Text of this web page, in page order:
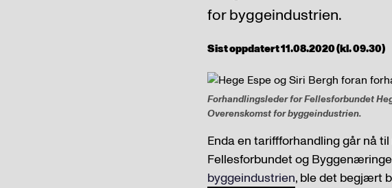
for byggeindustrien.
Sist oppdatert 11.08.2020 (kl. 09.30)
Forhandlingsleder for Fellesforbundet
Overenskomst for byggeindustrien.
Enda en tariffforhandling går nå
Fellesforbundet og
byggeindustrien, ble det begjært